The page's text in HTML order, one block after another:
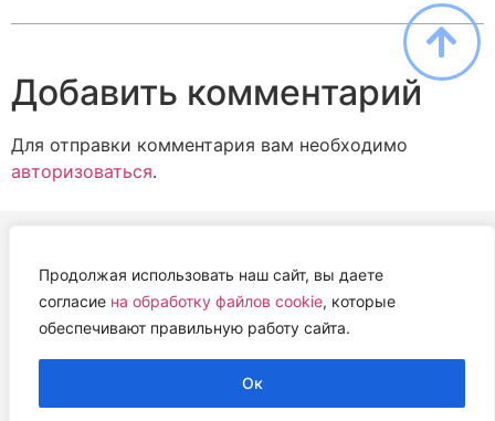
Продолжая использовать наш сайт, вы даете
согласие на обработку файлов cookie, которые
обеспечивают правильную работу сайта.
Ок
Добавить комментарий
Для отправки комментария вам необходимо
авторизоваться.
АВТОНОМНАЯ НЕКОММЕРЧЕСКАЯ ОРГАНИЗАЦИЯ
«ЦЕНТР ВЕТЕРИНАРНОЙ ТЕРАПИИ, ИММУНОЛОГИИ И
ИММУНОПАТОЛОГИИ» (ЦВЕТИ)
Работем с 2019 года.